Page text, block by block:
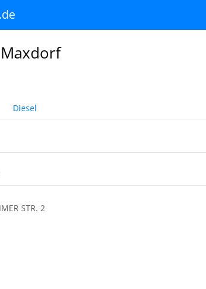
Diesel
STR. 2